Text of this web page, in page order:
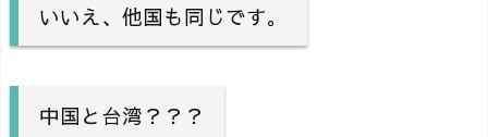
いいえ、他国も同じです。
中国と台湾？？？